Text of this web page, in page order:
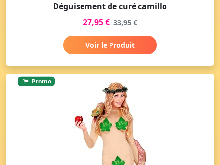
Déguisement de curé camillo
27,95 € 33,95 €
Voir le Produit
Promo